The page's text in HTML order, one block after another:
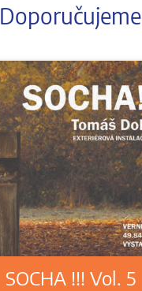
Doporučujeme
SOCHA !!! Vol. 5